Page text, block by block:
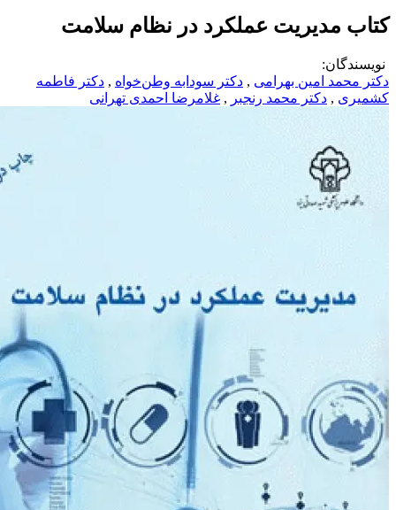
عملکرد در نظام سلامت
امین بهرامی,دکتر سودابه وطن‌خواه, دکتر فاطمه
دکتر محمد رنجبر,غلامرضا احمدی تهرانی